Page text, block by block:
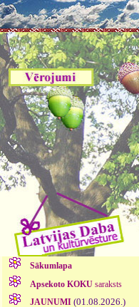
Sākumlapa
Apsekoto KOKUsaraksts
JAUNUMI (01.08.2026.)